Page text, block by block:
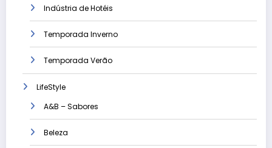
Indústria de Hotéis
Temporada Inverno
Temporada Verão
LifeStyle
A&B – Sabores
Beleza